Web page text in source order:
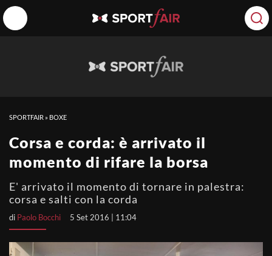
SPORTFAIR » BOXE
Corsa e corda: è arrivato il
momento di rifare la borsa
E' arrivato il momento di tornare in palestra:
corsa e salti con la corda
di Paolo Bocchi 5 Set 2016 | 11:04